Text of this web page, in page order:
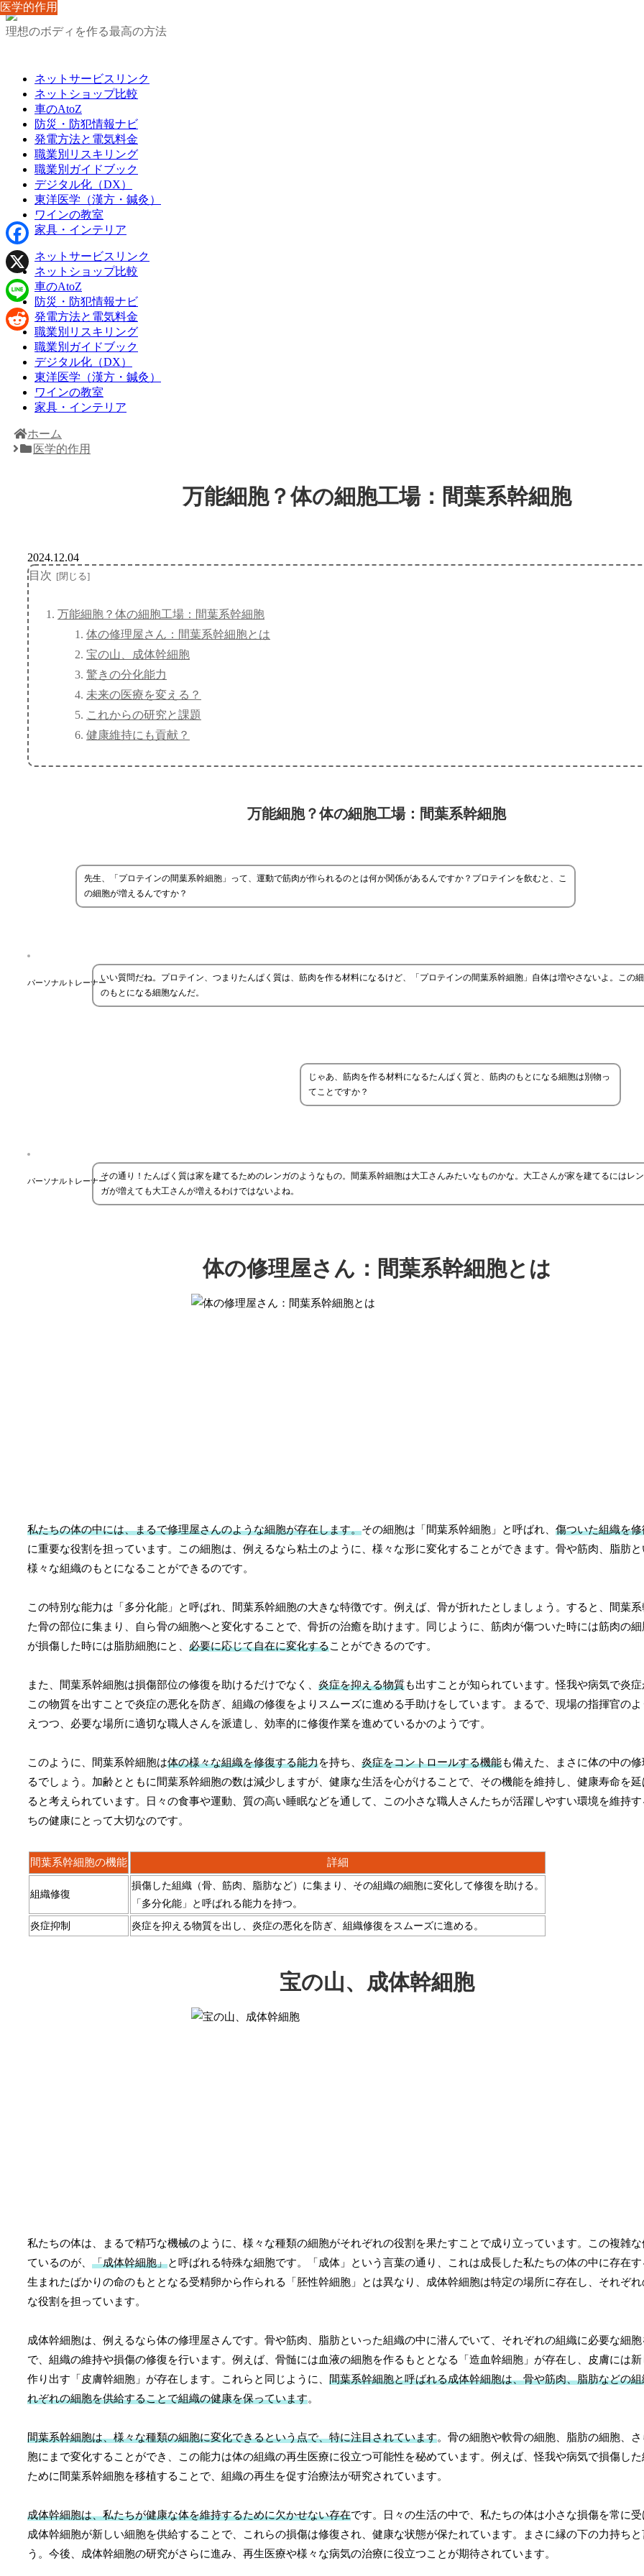
理想のボディを作る最高の方法
ネットサービスリンク
ネットショップ比較
車のAtoZ
防災・防犯情報ナビ
発電方法と電気料金
職業別リスキリング
職業別ガイドブック
デジタル化（DX）
東洋医学（漢方・鍼灸）
ワインの教室
家具・インテリア
ネットサービスリンク
ネットショップ比較
車のAtoZ
防災・防犯情報ナビ
発電方法と電気料金
職業別リスキリング
職業別ガイドブック
デジタル化（DX）
東洋医学（漢方・鍼灸）
ワインの教室
家具・インテリア
ホーム
医学的作用
万能細胞？体の細胞工場：間葉系幹細胞
医学的作用
2024.12.04
目次
万能細胞？体の細胞工場：間葉系幹細胞
体の修理屋さん：間葉系幹細胞とは
宝の山、成体幹細胞
驚きの分化能力
未来の医療を変える？
これからの研究と課題
健康維持にも貢献？
万能細胞？体の細胞工場：間葉系幹細胞
先生、「プロテインの間葉系幹細胞」って、運動で筋肉が作られるのとは何か関係があるんですか？プロテインを飲むと、こ
の細胞が増えるんですか？
パーソナルトレーナーいい質問だね。プロテイン、つまりたんぱく質は、筋肉を作る材料になるけど、「プロテインの間葉系幹細胞」自体は増やさないよ。この
のもとになる細胞なんだ。
じゃあ、筋肉を作る材料になるたんぱく質と、筋肉のもとになる細胞は別物っ
てことですか？
パーソナルトレーナーその通り！たんぱく質は家を建てるためのレンガのようなもの。間葉系幹細胞は大工さんみたいなものかな。大工さんが家を建てるにはレ
ガが増えても大工さんが増えるわけではないよね。
体の修理屋さん：間葉系幹細胞とは
私たちの体の中には、まるで修理屋さんのような細胞が存在します。その細胞は「間葉系幹細胞」と呼ばれ、 傷ついた組織を
に重要な役割を担っています。この細胞は、例えるなら粘土のように、様々な形に変化することができます。骨や筋肉、脂肪
様々な組織のもとになることができるのです。
この特別な能力は「多分化能」と呼ばれ、間葉系幹細胞の大きな特徴です。例えば、骨が折れたとしましょう。すると、間葉
た骨の部位に集まり、自ら骨の細胞へと変化することで、骨折の治癒を助けます。同じように、筋肉が傷ついた時には筋肉の
が損傷した時には脂肪細胞にと、 必要に応じて自在に変化することができるのです。
また、間葉系幹細胞は損傷部位の修復を助けるだけでなく、 炎症を抑える物質も出すことが知られています。怪我や病気で炎症
この物質を出すことで炎症の悪化を防ぎ、組織の修復をよりスムーズに進める手助けをしています。まるで、現場の指揮官の
えつつ、必要な場所に適切な職人さんを派遣し、効率的に修復作業を進めているかのようです。
このように、間葉系幹細胞は体の様々な組織を修復する能力を持ち、 炎症をコントロールする機能も備えた、まさに体の中の修
るでしょう。加齢とともに間葉系幹細胞の数は減少しますが、健康な生活を心がけることで、その機能を維持し、健康寿命を
ると考えられています。日々の食事や運動、質の高い睡眠などを通して、この小さな職人さんたちが活躍しやすい環境を維持
ちの健康にとって大切なのです。
間葉系幹細胞の機能 詳細
組織修復
損傷した組織（骨、筋肉、脂肪など）に集まり、その組織の細胞に変化して修復を助ける。
「多分化能」と呼ばれる能力を持つ。
炎症抑制 炎症を抑える物質を出し、炎症の悪化を防ぎ、組織修復をスムーズに進める。
宝の山、成体幹細胞
私たちの体は、まるで精巧な機械のように、様々な種類の細胞がそれぞれの役割を果たすことで成り立っています。この複雑な
ているのが、 「成体幹細胞」と呼ばれる特殊な細胞です。「成体」という言葉の通り、これは成長した私たちの体の中に存在す
生まれたばかりの命のもととなる受精卵から作られる「胚性幹細胞」とは異なり、成体幹細胞は特定の場所に存在し、それぞ
な役割を担っています。
成体幹細胞は、例えるなら体の修理屋さんです。骨や筋肉、脂肪といった組織の中に潜んでいて、それぞれの組織に必要な細胞
で、組織の維持や損傷の修復を行います。例えば、骨髄には血液の細胞を作るもととなる「造血幹細胞」が存在し、皮膚には
作り出す「皮膚幹細胞」が存在します。これらと同じように、 間葉系幹細胞と呼ばれる成体幹細胞は、骨や筋肉、脂肪などの
れぞれの細胞を供給することで組織の健康を保っています。
間葉系幹細胞は、様々な種類の細胞に変化できるという点で、特に注目されています。骨の細胞や軟骨の細胞、脂肪の細胞、
胞にまで変化することができ、この能力は体の組織の再生医療に役立つ可能性を秘めています。例えば、怪我や病気で損傷し
ために間葉系幹細胞を移植することで、組織の再生を促す治療法が研究されています。
成体幹細胞は、私たちが健康な体を維持するために欠かせない存在です。日々の生活の中で、私たちの体は小さな損傷を常に受
成体幹細胞が新しい細胞を供給することで、これらの損傷は修復され、健康な状態が保たれています。まさに縁の下の力持ちと
う。今後、成体幹細胞の研究がさらに進み、再生医療や様々な病気の治療に役立つことが期待されています。
医学的作用
医学的作用
医学的作用
医学的作用
医学的作用
医学的作用
医学的作用
医学的作用
Facebook
X
Line
Reddit